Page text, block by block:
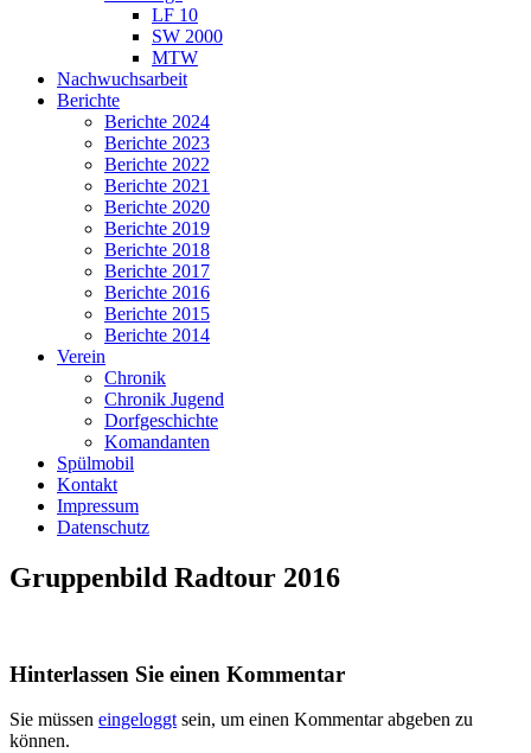
LF 10
SW 2000
MTW
Nachwuchsarbeit
Berichte
Berichte 2024
Berichte 2023
Berichte 2022
Berichte 2021
Berichte 2020
Berichte 2019
Berichte 2018
Berichte 2017
Berichte 2016
Berichte 2015
Berichte 2014
Verein
Chronik
Chronik Jugend
Dorfgeschichte
Komandanten
Spülmobil
Kontakt
Impressum
Datenschutz
Gruppenbild Radtour 2016
Hinterlassen Sie einen Kommentar
Sie müssen eingeloggt sein, um einen Kommentar abgeben zu
können.